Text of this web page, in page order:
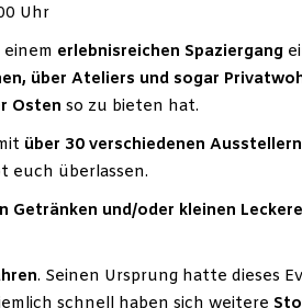
Uhr
einem erlebnisreichen Spaziergang
über Ateliers und sogar
Osten so zu bieten hat.
über 30 verschiedenen Ausstellern
euch überlassen.
Getränken und/oder kleinen
. Seinen Ursprung hatte dieses